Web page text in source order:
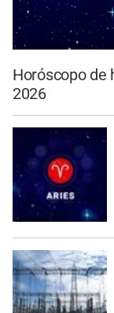
Horóscopo de
2026